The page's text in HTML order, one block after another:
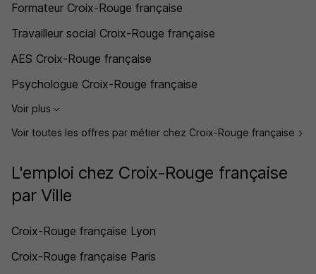
Formateur Croix-Rouge française
Travailleur social Croix-Rouge française
AES Croix-Rouge française
Psychologue Croix-Rouge française
Voir plus
Voir toutes les offres par métier chez Croix-Rouge française
L'emploi chez Croix-Rouge française
par Ville
Croix-Rouge française Lyon
Croix-Rouge française Paris